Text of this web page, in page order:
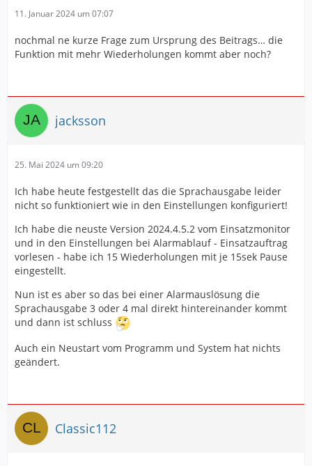
11. Januar 2024 um 07:07
nochmal ne kurze Frage zum Ursprung des Beitrags… die
Funktion mit mehr Wiederholungen kommt aber noch?
jacksson
25. Mai 2024 um 09:20
Ich habe heute festgestellt das die Sprachausgabe leider
nicht so funktioniert wie in den Einstellungen konfiguriert!
Ich habe die neuste Version 2024.4.5.2 vom Einsatzmonitor
und in den Einstellungen bei Alarmablauf - Einsatzauftrag
vorlesen - habe ich 15 Wiederholungen mit je 15sek Pause
eingestellt.
Nun ist es aber so das bei einer Alarmauslösung die
Sprachausgabe 3 oder 4 mal direkt hintereinander kommt
und dann ist schluss
Auch ein Neustart vom Programm und System hat nichts
geändert.
Classic112